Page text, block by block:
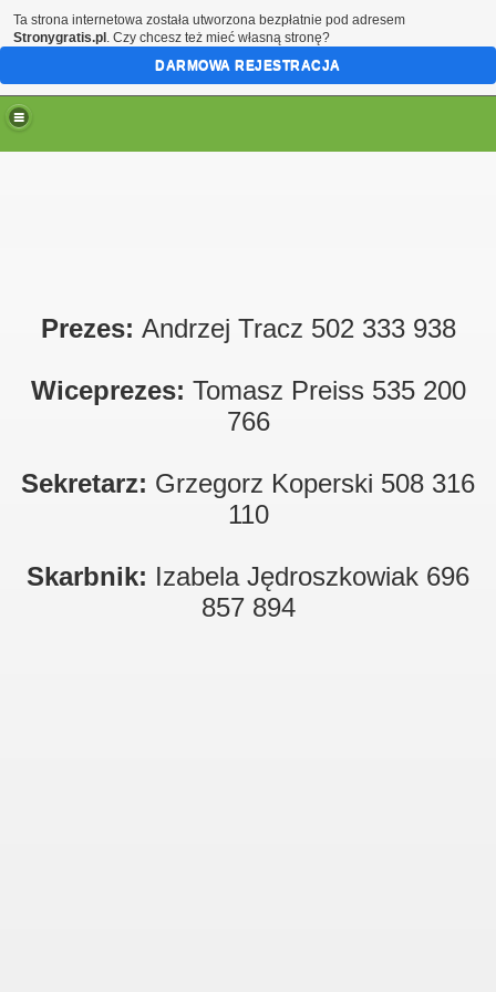
Prezes: Andrzej Tracz 502 333 938
Wiceprezes: Tomasz Preiss 535 200
766
Sekretarz: Grzegorz Koperski 508 316
110
Skarbnik: Izabela Jędroszkowiak 696
857 894
Ta strona internetowa została utworzona bezpłatnie pod adresem
Stronygratis.pl . Czy chcesz też mieć własną stronę?
DARMOWA REJESTRACJA